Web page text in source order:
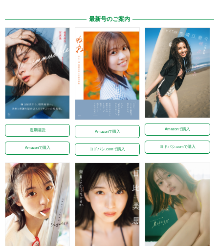
最新号のご案内
定期購読
Amazonで購入
Amazonで購入
ヨドバシ.comで購入
Amazonで購入
ヨドバシ.comで購入